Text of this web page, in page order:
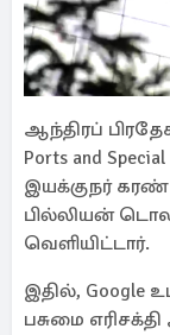
ஆந்திரப்
Ports and
இயக்குநர் கரண்
பில்லியன்
வெளியிட்டார்.
இதில்,
பசுமை